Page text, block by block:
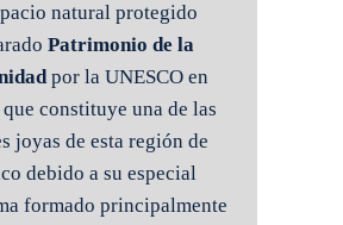
natural protegido
Patrimonio de la
por la UNESCO en
constituye una de las
joyas de esta región de
debido a su especial
formado principalmente